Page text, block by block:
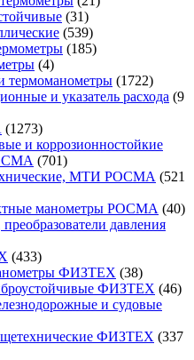
3131
товар
539539
товаров
185185
44
товара
термоманометры 17221722
товара
и указатель расхода 9
12731273
товара
и коррозионностойкие
701701
товарМТИ РОСМА
521
манометры РОСМА 4040
давления
433433
товараФИЗТЕХ 3838
товаров
ФИЗТЕХ 4646
и судовые
ФИЗТЕХ 337